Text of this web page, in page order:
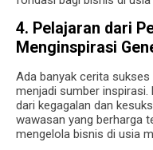
4. Pelajaran dari
Menginspirasi
Ada banyak cerita
menjadi sumber inspirasi.
dari kegagalan dan
wawasan yang berharga
mengelola bisnis di usia